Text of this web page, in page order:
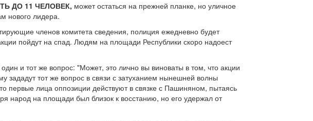
ДО 11 ЧЕЛОВЕК, может остаться на прежней планке, но уличное
нового лидера.
членов комитета сведения, полиция ежедневно будет
пойдут на спад. Людям на площади Республики скоро надоест
и тот же вопрос: "Может, это лично вы виноваты в том, что акции
тот же вопрос в связи с затуханием нынешней волны
первые лица оппозиции действуют в связке с Пашиняном, пытаясь
народ на площади был близок к восстанию, но его удержал от